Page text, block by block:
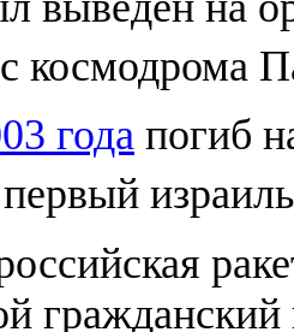
космодрома
года погиб